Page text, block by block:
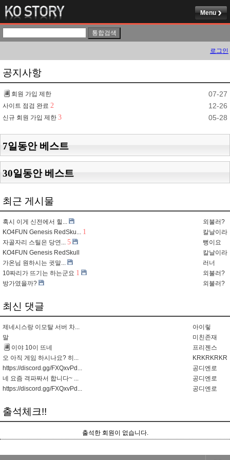
Menu
로그인
공지사항
회원 가입 제한 07-27
사이트 점검 완료 2 12-26
신규 회원 가입 제한 3 05-28
7일동안 베스트
30일동안 베스트
최근 게시물
혹시 이게 신전에서 힐...
외불러?
KO4FUN Genesis RedSku... 1
칼날이라
자골자리 스틸은 당연... 5
뻥이요
KO4FUN Genesis RedSkull
칼날이라
가온님 원하시는 귓말...
러너
10짜리가 뜨기는 하는군요 1
외불러?
방가였을까?
외불러?
최신 댓글
제네시스랑 이모탈 서버 차...
아이맇
말
미친존재
이야 10이 뜨네
프리젠스
오 아직 게임 하시나요? 히...
KRKRKRKR
https://discord.gg/FXQxvPd...
공디엔로
네 요즘 격파짜서 합니다~ ...
공디엔로
https://discord.gg/FXQxvPd...
공디엔로
출석체크!!
출석한 회원이 없습니다.